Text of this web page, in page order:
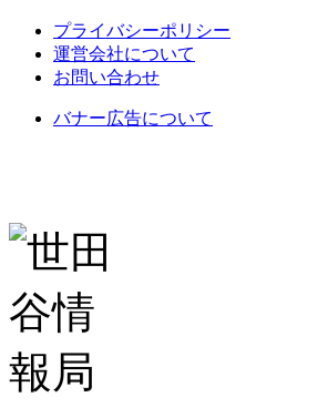
プライバシーポリシー
運営会社について
お問い合わせ
バナー広告について